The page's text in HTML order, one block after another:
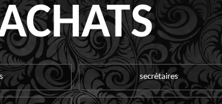
secrétaires